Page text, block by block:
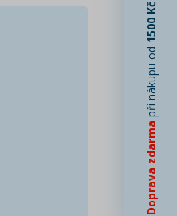
Doprava zdarma
při nákupu od
1500 Kč